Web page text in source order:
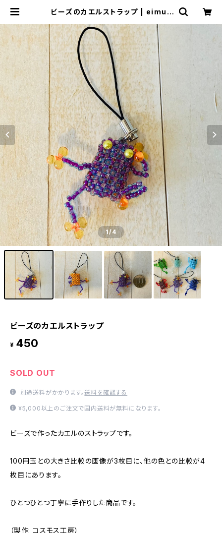
ビーズのカエルストラップ | eimuy
1/4
ビーズのカエルストラップ
¥ 450
SOLD OUT
別途送料がかかります。送料を確認する
¥5,000以上のご注文で国内送料が無料になります。
ビーズで作ったカエルのストラップです。
100円玉との大きさ比較の画像が3枚目に、他の色との比較が4
枚目にあります。
ひとつひとつ丁寧に手作りした商品です。
（製作: コスモス工房）